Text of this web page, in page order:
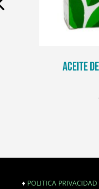
ACEITE
♦ POLITICA PRIVACIDAD